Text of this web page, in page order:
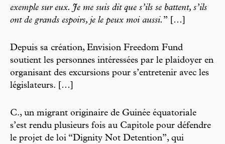
exemple sur eux. Je me suis dit que s’ils se battent, s’ils
ont de grands espoirs, je le peux moi aussi. ” […]
Depuis sa création, Envision Freedom Fund
soutient les personnes intéressées par le plaidoyer en
organisant des excursions pour s’entretenir avec les
législateurs. […]
C., un migrant originaire de Guinée équatoriale
s’est rendu plusieurs fois au Capitole pour défendre
le projet de loi “Dignity Not Detention”, qui